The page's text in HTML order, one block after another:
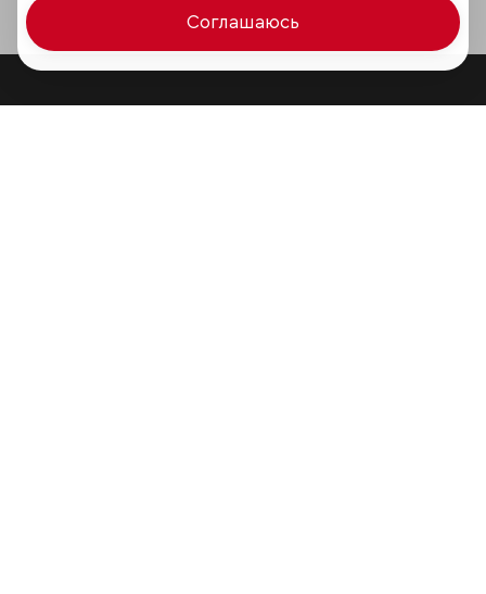
Соглашаюсь